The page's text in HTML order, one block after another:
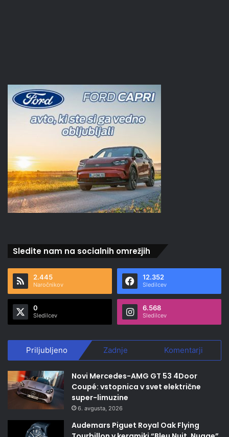
Sledite nam na socialnih omrežjih
2.445
Naročnikov
12.352
Sledilcev
0
Sledilcev
6.568
Sledilcev
Priljubljeno Zadnje Komentarji
Novi Mercedes-AMG GT 53 4Door
Coupé: vstopnica v svet električne
super-limuzine
6. avgusta, 2026
Audemars Piguet Royal Oak Flying